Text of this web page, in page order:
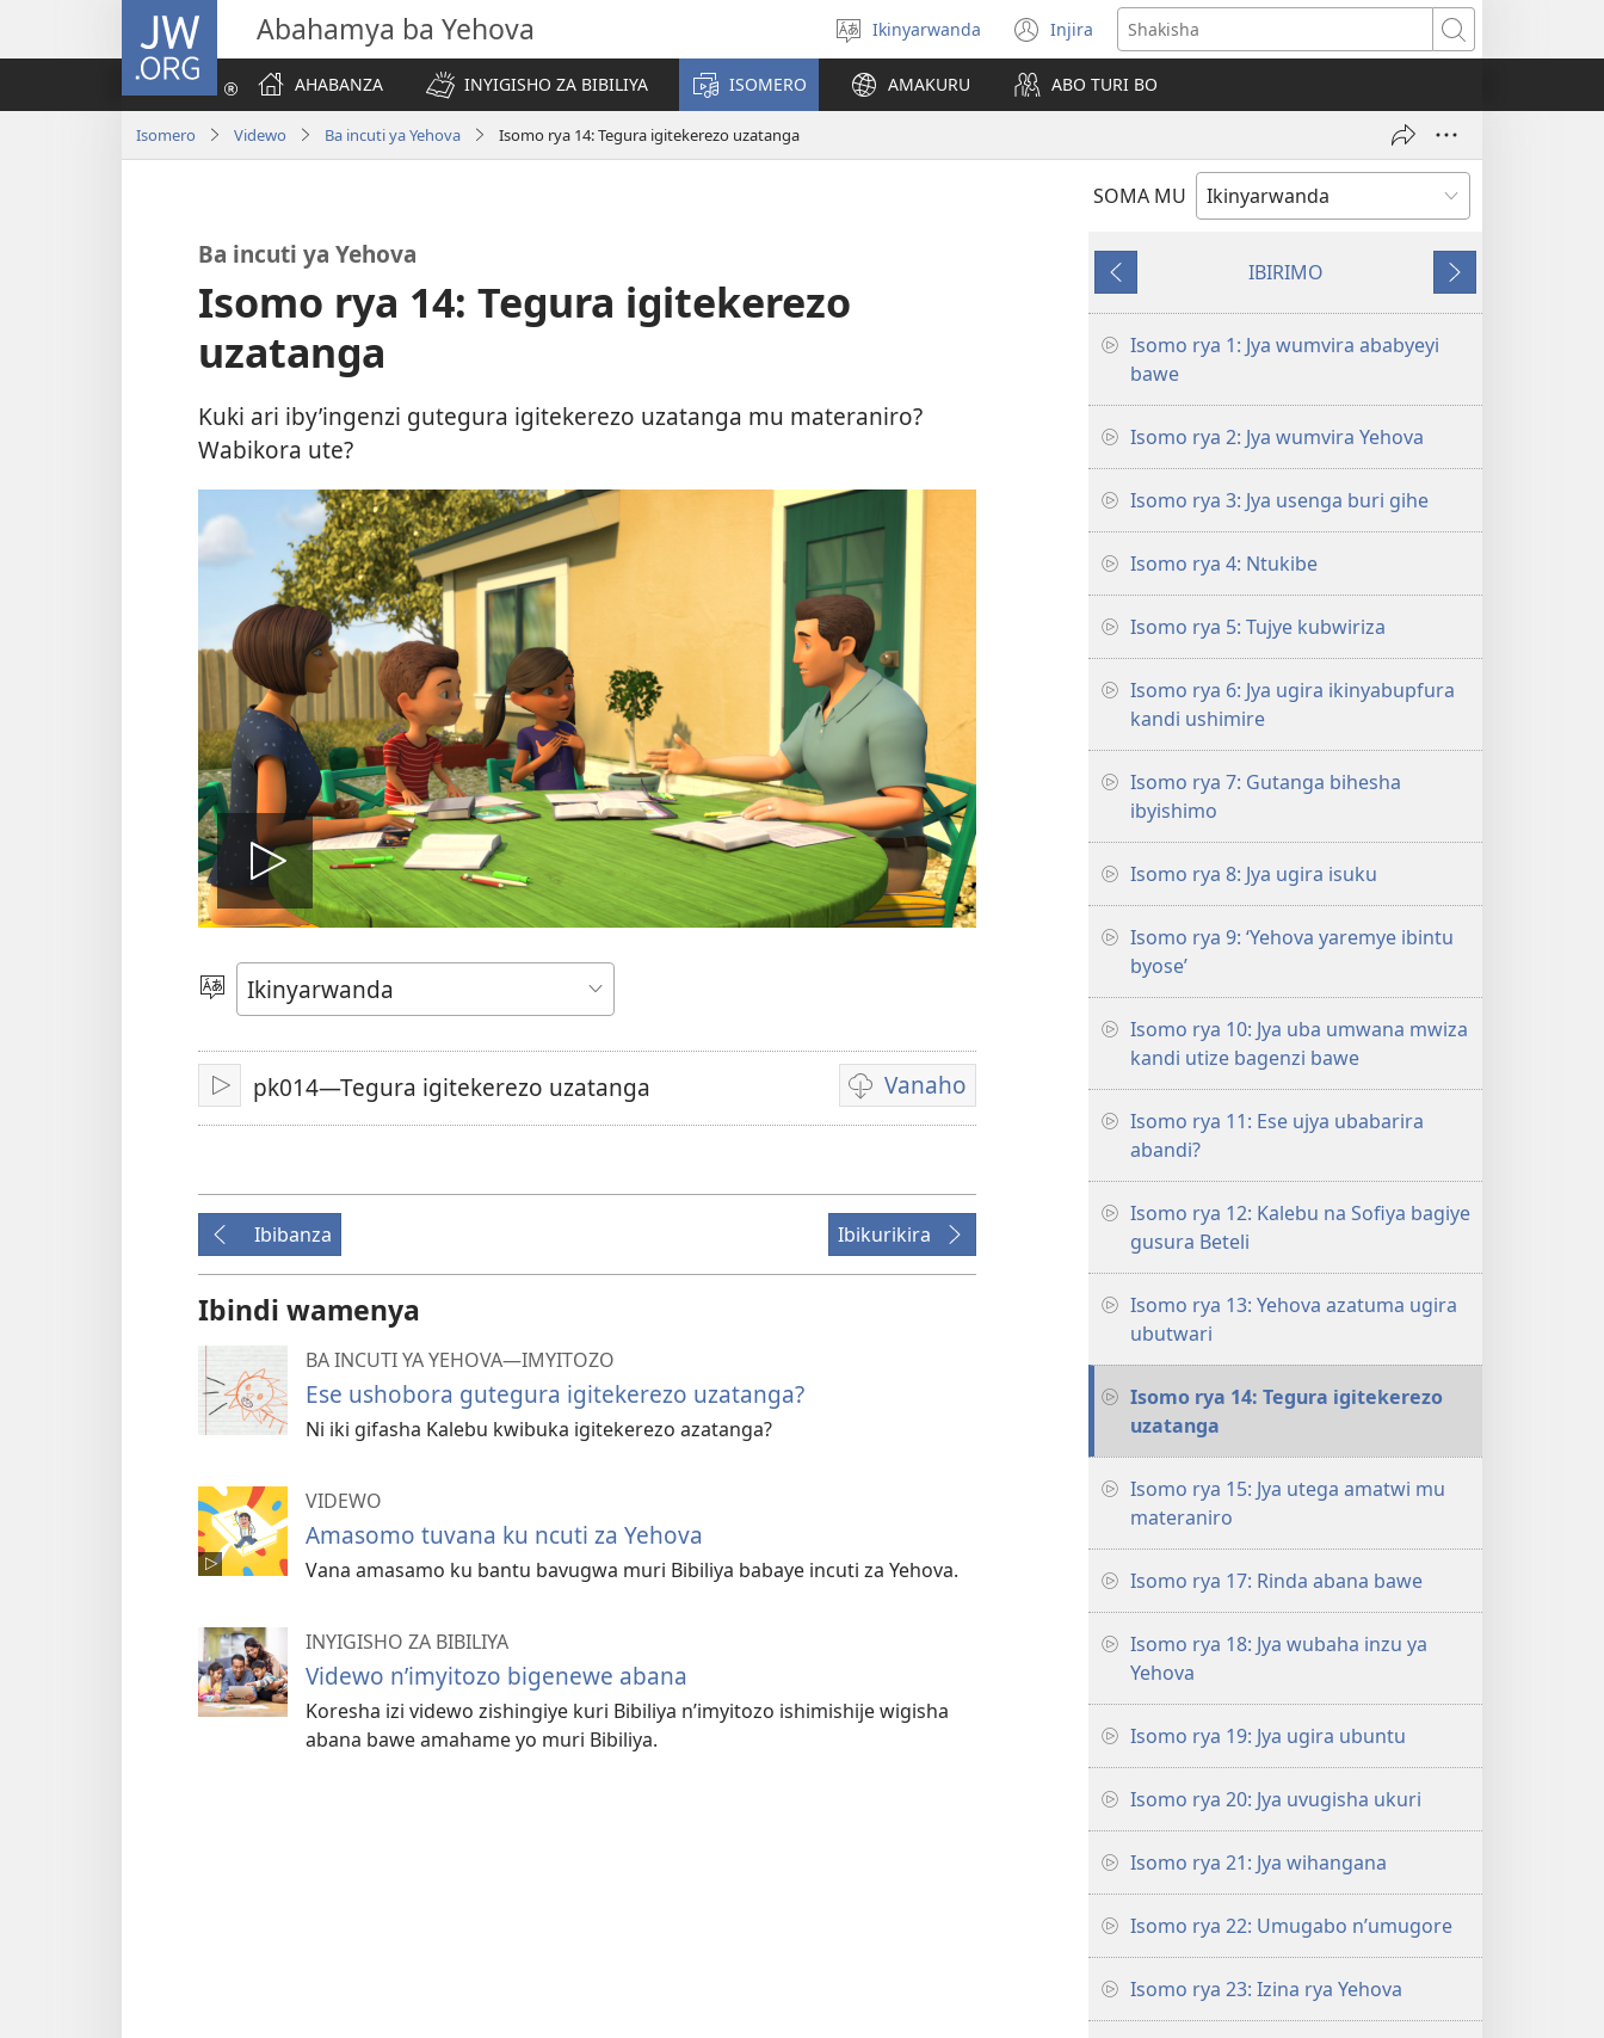
JW.ORG Abahamya ba Yehova
Hitamo
ururimi
Ikinyarwanda Injira
(ifungukire
ahandi)
Shakisha
AHABANZA
INYIGISHO ZA BIBILIYA ISOMERO AMAKURU ABO TURI BO
Isomero Videwo Ba incuti ya Yehova Isomo rya 14: Tegura igitekerezo uzatanga
SOMA MU
Ba incuti ya Yehova
Isomo rya 14: Tegura igitekerezo
uzatanga
Kuki ari iby’ingenzi gutegura igitekerezo uzatanga mu materaniro?
Wabikora ute?
Fungura
videwo
Toranya
ururimi
Fungura
pk014—Tegura igitekerezo uzatanga Vanaho
Uburyo
bwo
videwo
Ibibanza Ibikurikira
Ibindi wamenya
BA INCUTI YA YEHOVA—IMYITOZO
Ese ushobora gutegura igitekerezo uzatanga?
Ni iki gifasha Kalebu kwibuka igitekerezo azatanga?
VIDEWO
Amasomo tuvana ku ncuti za Yehova
Vana amasamo ku bantu bavugwa muri Bibiliya babaye incuti za Yehova.
INYIGISHO ZA BIBILIYA
Videwo n’imyitozo bigenewe abana
Koresha izi videwo zishingiye kuri Bibiliya n’imyitozo ishimishije wigisha
abana bawe amahame yo muri Bibiliya.
Ibibanza
IBIRIMO
Ibikurikira
Isomo rya 1: Jya wumvira ababyeyi
bawe
Isomo rya 2: Jya wumvira Yehova
Isomo rya 3: Jya usenga buri gihe
Isomo rya 4: Ntukibe
Isomo rya 5: Tujye kubwiriza
Isomo rya 6: Jya ugira ikinyabupfura
kandi ushimire
Isomo rya 7: Gutanga bihesha
ibyishimo
Isomo rya 8: Jya ugira isuku
Isomo rya 9: ‘Yehova yaremye ibintu
byose’
Isomo rya 10: Jya uba umwana mwiza
kandi utize bagenzi bawe
Isomo rya 11: Ese ujya ubabarira
abandi?
Isomo rya 12: Kalebu na Sofiya bagiye
gusura Beteli
Isomo rya 13: Yehova azatuma ugira
ubutwari
Isomo rya 14: Tegura igitekerezo
uzatanga
Isomo rya 15: Jya utega amatwi mu
materaniro
Isomo rya 17: Rinda abana bawe
Isomo rya 18: Jya wubaha inzu ya
Yehova
Isomo rya 19: Jya ugira ubuntu
Isomo rya 20: Jya uvugisha ukuri
Isomo rya 21: Jya wihangana
Isomo rya 22: Umugabo n’umugore
Isomo rya 23: Izina rya Yehova